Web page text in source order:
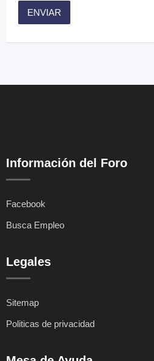
Información del Foro
Facebook
Busca Empleo
Legales
Sitemap
Politicas de privacidad